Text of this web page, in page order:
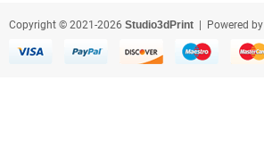
Copyright © 2021-2026 Studio3dPrint | Powered by